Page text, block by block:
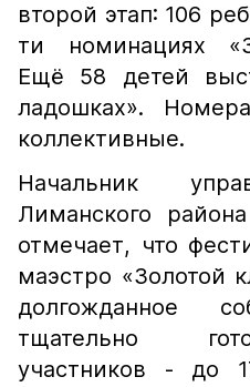
второй этап: 106
ти номинациях
Ещё 58 детей
ладошках».
коллективные.
Начальник
Лиманского
отмечает, что
маэстро «Золотой
долгожданное
тщательно
участников - до